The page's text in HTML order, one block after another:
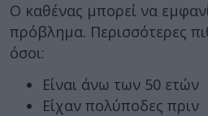
Ο καθένας μπορεί να
πρόβλημα. Περισσότερες
όσοι:
Είναι άνω των 50 ετών
Είχαν πολύποδες πριν